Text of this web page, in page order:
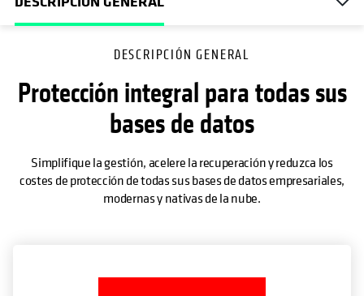
DESCRIPCIÓN GENERAL
Protección integral para todas sus
bases de datos
Simplifique la gestión, acelere la recuperación y reduzca los
costes de protección de todas sus bases de datos empresariales,
modernas y nativas de la nube.